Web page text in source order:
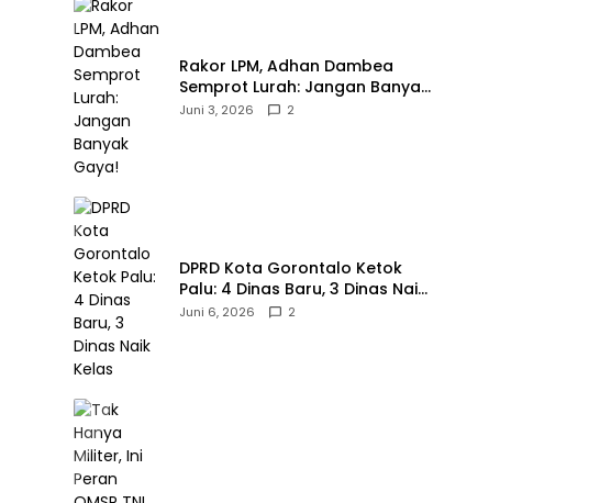
‎Rakor LPM, Adhan Dambea
Semprot Lurah: Jangan Banyak
Gaya!‎
Juni 3, 2026 2
‎DPRD Kota Gorontalo Ketok
Palu: 4 Dinas Baru, 3 Dinas Naik
Kelas
Juni 6, 2026 2